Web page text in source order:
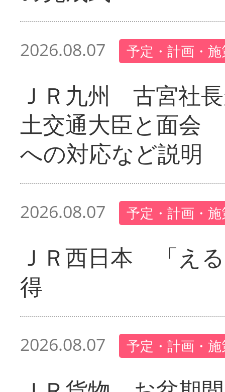
2026.08.07 予定・計画・
ＪＲ九州 古宮社
土交通大臣と面会
への対応など説明
2026.08.07 予定・計画・
ＪＲ西日本 「え
得
2026.08.07 予定・計画・